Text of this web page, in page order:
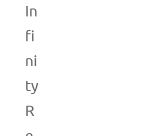
In
fi
ni
ty
R